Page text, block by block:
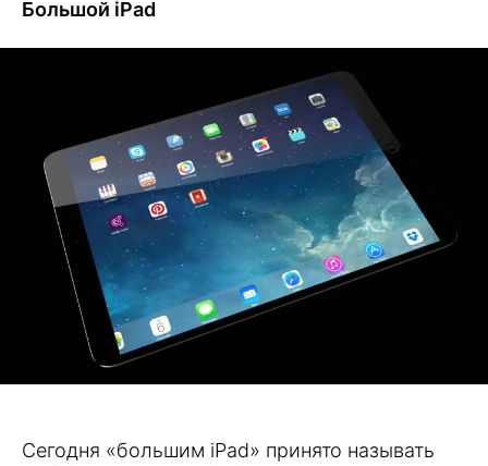
Большой iPad
Сегодня «большим iPad» принято называть